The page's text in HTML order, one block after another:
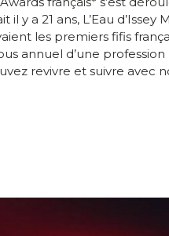
y a 21 ans, L’Eau
les premiers fifis
annuel d’une
revivre et suivre avec